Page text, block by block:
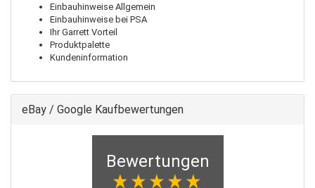
Einbauhinweise Allgemein
Einbauhinweise bei PSA
Ihr Garrett Vorteil
Produktpalette
Kundeninformation
eBay / Google Kaufbewertungen
Bewertungen